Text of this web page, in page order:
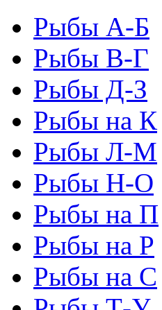
Рыбы А-Б
Рыбы В-Г
Рыбы Д-З
Рыбы на К
Рыбы Л-М
Рыбы Н-О
Рыбы на П
Рыбы на Р
Рыбы на С